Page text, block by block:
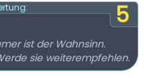
5
ist der Wahnsinn.
sie weiterempfehlen.